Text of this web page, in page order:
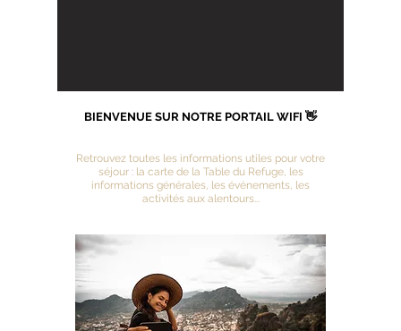
BIENVENUE SUR NOTRE PORTAIL WIFI 👋
Retrouvez toutes les informations utiles pour votre
séjour : la carte de la Table du Refuge, les
informations générales, les événements, les
activités aux alentours...